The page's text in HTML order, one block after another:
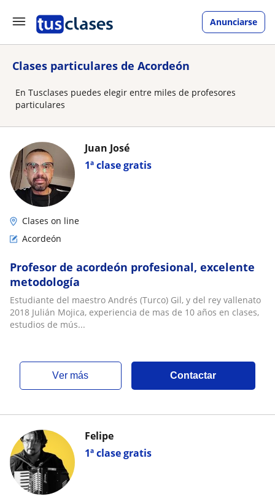
Anunciarse
Clases particulares de Acordeón
En Tusclases puedes elegir entre miles de profesores
particulares
1ª clase gratis
Juan José
Clases on line
Acordeón
Profesor de acordeón profesional, excelente
metodología
Estudiante del maestro Andrés (Turco) Gil, y del rey vallenato
2018 Julián Mojica, experiencia de mas de 10 años en clases,
estudios de mús...
ver más Contactar
1ª clase gratis
Felipe